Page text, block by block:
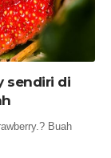
sendiri di
Buah